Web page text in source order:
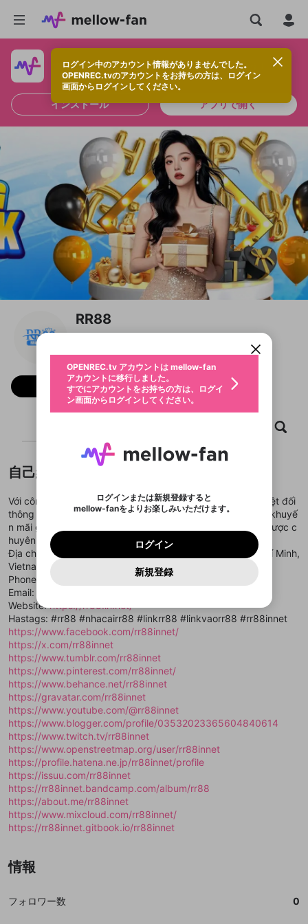
ログイン中のアカウント情報がありませんでした。
OPENREC.tvのアカウントをお持ちの方は、ログイン
画面からログインしてください。
快適に視聴するなら、アプリをインストールしよう！
インストール アプリで開く
RR88
フォロー
プレイリスト
自己紹介
Với công nghệ bảo mật hiện đại, RR88 cam kết bảo vệ tuyệt đối
thông tin người chơi. Kho trò chơi đa dạng cùng hàng loạt khuyế
n mãi giúp RR88 trở thành điểm đến lý tưởng của dân cá cược c
huyên nghiệp.
Địa chỉ: 60 Đường Thống Nhất, Phường 10, Gò Vấp, Hồ Chí Minh,
Vietnam
Phone: 0946863686
Email: rr88in@rr88net.com
Website:https://rr88.in.net/
Hastags: #rr88 #nhacairr88 #linkrr88 #linkvaorr88 #rr88innet
https://www.facebook.com/rr88innet/
https://x.com/rr88innet
https://www.tumblr.com/rr88innet
https://www.pinterest.com/rr88innet/
https://www.behance.net/rr88innet
https://gravatar.com/rr88innet
https://www.youtube.com/@rr88innet
https://www.blogger.com/profile/03532023365604840614
https://www.twitch.tv/rr88innet
https://www.openstreetmap.org/user/rr88innet
https://profile.hatena.ne.jp/rr88innet/profile
https://issuu.com/rr88innet
https://rr88innet.bandcamp.com/album/rr88
https://about.me/rr88innet
https://www.mixcloud.com/rr88innet/
https://rr88innet.gitbook.io/rr88innet
情報
フォロワー数 0
ブロックリストに追加しますか？
キャンセル OK
この動画の公開は終了しました
OK
ファンレター
応援している配信者にファンレターを送ることがで
きます。好きなデザインを選んでメッセージを書い
※ファンレター機能は有料サービスです。
ファンレターを作成
固定動画に設定
マイページに表示されている動画 (ライブ配信、配
信予定、アーカイブ、アップロード動画) をページ
のトップに1つ固定できます。動画タイトル横のメ
ニューより設定することができます。
動画プレイリストを選択
動画のプレイリストを一つ選択すると、そのプレイ
ることができます。
動画プレイリストを選択
選択できるプレイリストがありません。
動画プレイリストがありません
閉じる
ポイントが不足しています
ご確認ください
した。 サービスを利用するには変更後の内容を
を確認しました。
確認しました
アカウントに移行しました。
すでにアカウントをお持ちの方は、ログイ
新規登録
メールアドレスで新規登録
または
Google
Yahoo! JAPAN
Appleでサインアップ
mellow-fanの利用規約 ・プライバシーポリシー・外部
サービスとのID連携に関する同意事項
で、次にお進みください
新規登録
@
次にお進みください。
アカウント作成
mellow-fanからのお得な情報をメールで受
け取る
カウントに統合しました。
こちらからOPENREC.tvでログイン中のア
ログイン
メールアドレスでログイン
または
Google
Yahoo! JAPAN
Appleでサインイン
mellow-fanの利用規約 ・プライバシーポリシー・外部
サービスとのID連携に関する同意事項
で、次にお進みください
ログイン
ログイン
パスワードを忘れた方はこちら
アカウントをお持ちですか？アカウントを作成する
OPENREC.tv アカウントは mellow-fan
アカウントに移行しました。
すでにアカウントをお持ちの方は、ログイ
ン画面からログインしてください。
ログインまたは新規登録すると
mellow-fanをよりお楽しみいただけます。
ログイン
新規登録
登録したメールアドレスを入力し、送信してくださ
再設定する
入力していただいたメールアドレ
スに、パスワード再設定用URLを
のでご確認ください
OK
パーソナルデータの登録
年
生年月は登録後に変更できません。
お住まいの地域
ご登録いただいた情報はサービスの向上を目的
として使用いたします。
一部サービスをご利用いただくには、生年月の
登録が必要です。
登録
あとで登録
認証コードの入力
メイン及びcs.openrec.co.jpドメイン）が受信拒否設
定に含まれていないかご確認ください。
入力
セッションの有効期限が切れたた
不適切なユーザーとして報告しま
すか？
問題を選択してください
わいせつな表現
著作権の侵害
なりすまし行為
出会いを誘導する行為
ねずみ講やマルチ商法
誤解を招く配信設定
ゲームの録画禁止区域の配信
改造版・海賊版ソフトの配信
政治的・宗教的・人種的な内容
その他の問題
0
報告された問題については、利用規約に違反しているか
どうかをスタッフが確認します。
用することは、利用規約違反になります。
送信
サブスクシェア
詳しくはこちら
閉じる
限定コミュニティ参加方法
Discordアカウントをお持ちでない方
Discordアカウントを作成
Discordは第三者が提供するコミュニティーサービスで、
mellow-fanとは関わりがありません。Discordに関してのお
問い合わせにはお答えすることができません。Discordの仕
様変更により、限定コミュニティ特典の提供が終了する可能
します。
外部サービスとのID連携に関する同意事項
Discordとは？ Discordに参加する